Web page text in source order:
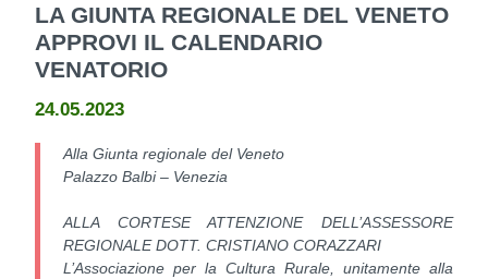
LA GIUNTA REGIONALE DEL VENETO
APPROVI IL CALENDARIO
VENATORIO
24.05.2023
Alla Giunta regionale del Veneto
Palazzo Balbi – Venezia
ALLA CORTESE ATTENZIONE DELL’ASSESSORE
REGIONALE DOTT. CRISTIANO CORAZZARI
L’Associazione per la Cultura Rurale, unitamente alla